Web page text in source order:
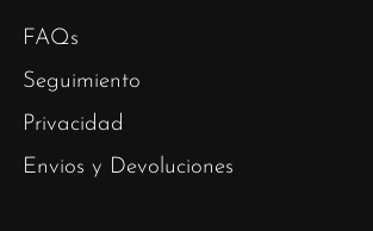
FAQs
Seguimiento
Privacidad
Envios y Devoluciones